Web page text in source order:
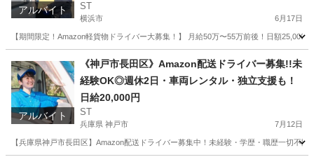
アルバイト ST
横浜市 6月17日
【期間限定！Amazon軽貨物ドライバー大募集！】 月給50万〜55万前後！日額
ドライバー
アルバイト
《神戸市長田区》Amazon配送ドライバー募集!!未
経験OK◎週休2日・車両レンタル・独立支援も！
日給20,000円
ST
兵庫県 神戸市 7月12日
【兵庫県神戸市長田区】Amazon配送ドライバー募集中！未経験・学歴・職歴一切不